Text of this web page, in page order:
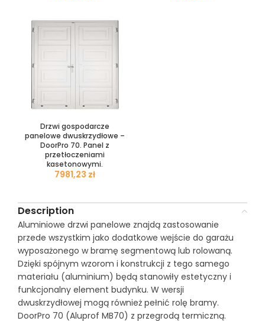
Drzwi gospodarcze
panelowe dwuskrzydłowe –
DoorPro 70. Panel z
przetłoczeniami
kasetonowymi.
zł
Description
Aluminiowe drzwi panelowe znajdą zastosowanie
przede wszystkim jako dodatkowe wejście do garażu
wyposażonego w bramę segmentową lub rolowaną.
Dzięki spójnym wzorom i konstrukcji z tego samego
materiału (aluminium) będą stanowiły estetyczny i
funkcjonalny element budynku. W wersji
dwuskrzydłowej mogą również pełnić rolę bramy.
DoorPro 70 (Aluprof MB70) z przegrodą termiczną.